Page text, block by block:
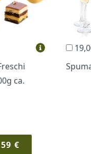
ca.
59 €